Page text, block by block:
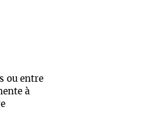
ou entre
à